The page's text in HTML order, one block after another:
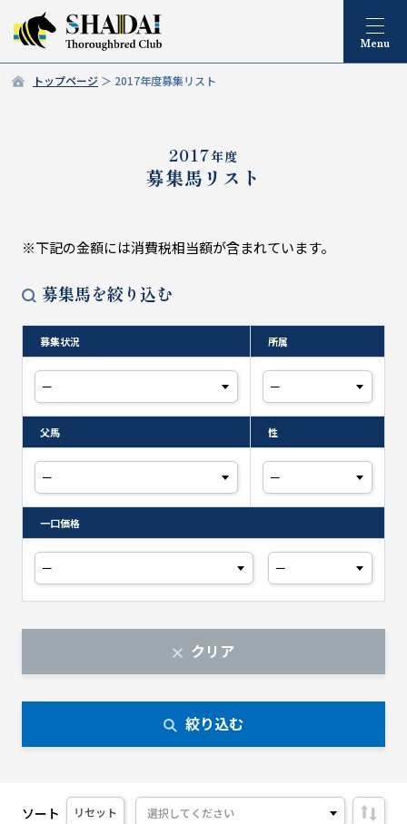
トップページ 2017年度募集リスト
2017年度
募集馬リスト
※下記の金額には消費税相当額が含まれています。
募集馬を絞り込む
募集状況 所属
父馬 性
一口価格
クリア
絞り込む
ソート リセット